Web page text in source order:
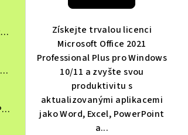
Microsoft Windows 11 Home, 64-bit, Nová elektronická licence, EU KW9-00664
Microsoft Office 2021 Home & Business MacOS, Nová elektronická lience, Multilingual
Microsoft Office 2019 Professional Plus, online aktivace, druhotný, Multilingual
Získejte trvalou licenci
Microsoft Office 2021
Professional Plus pro Windows
10/11 a zvyšte svou
produktivitu s
aktualizovanými aplikacemi
jako Word, Excel, PowerPoint
a...